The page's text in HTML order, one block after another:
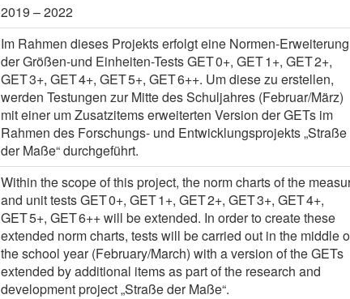
2019 – 2022
Im Rahmen dieses Projekts erfolgt eine Normen-Erweiterung
der Größen-und Einheiten-Tests GET 0+, GET 1+, GET 2+,
GET 3+, GET 4+, GET 5+, GET 6++. Um diese zu erstellen,
werden Testungen zur Mitte des Schuljahres (Februar/März)
mit einer um Zusatzitems erweiterten Version der GETs im
Rahmen des Forschungs- und Entwicklungsprojekts „Straße
der Maße“ durchgeführt.
Within the scope of this project, the norm charts of the
and unit tests GET 0+, GET 1+, GET 2+, GET 3+, GET 4+,
GET 5+, GET 6++ will be extended. In order to create these
extended norm charts, tests will be carried out in the middle
the school year (February/March) with a version of the GETs
extended by additional items as part of the research and
development project „Straße der Maße“.